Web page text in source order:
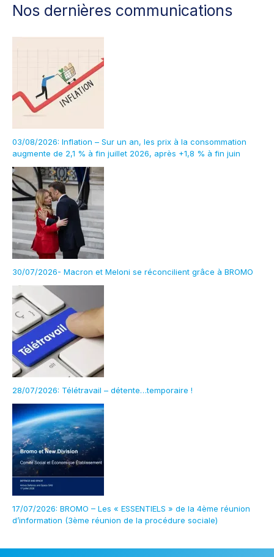
Nos dernières communications
03/08/2026: Inflation – Sur un an, les prix à la consommation
augmente de 2,1 % à fin juillet 2026, après +1,8 % à fin juin
30/07/2026- Macron et Meloni se réconcilient grâce à BROMO
28/07/2026: Télétravail – détente…temporaire !
17/07/2026: BROMO – Les « ESSENTIELS » de la 4ème réunion
d’information (3ème réunion de la procédure sociale)